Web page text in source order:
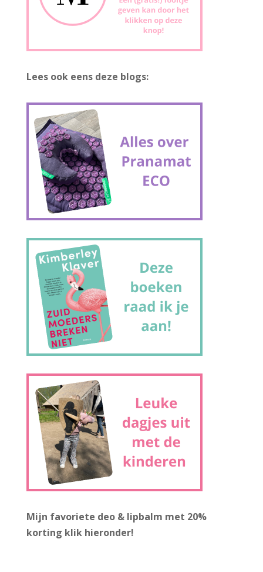
Lees ook eens deze blogs:
Mijn favoriete deo & lipbalm met 20%
korting klik hieronder!